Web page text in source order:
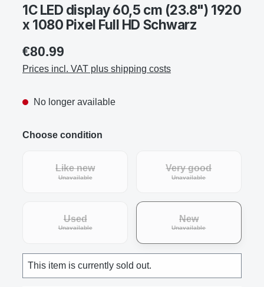
1C LED display 60,5 cm (23.8") 1920
x 1080 Pixel Full HD Schwarz
€80.99
Prices incl. VAT plus shipping costs
No longer available
Choose condition
Like new
Unavailable(This option is currently unavailable.)
Very good
Unavailable(This option is
Used
Unavailable(This option is currently unavailable.)
New
Unavailable(This option is
This item is currently sold out.